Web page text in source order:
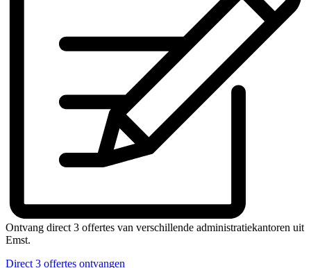
Ontvang direct 3 offertes van verschillende administratiekantoren uit
Emst.
Direct 3 offertes ontvangen